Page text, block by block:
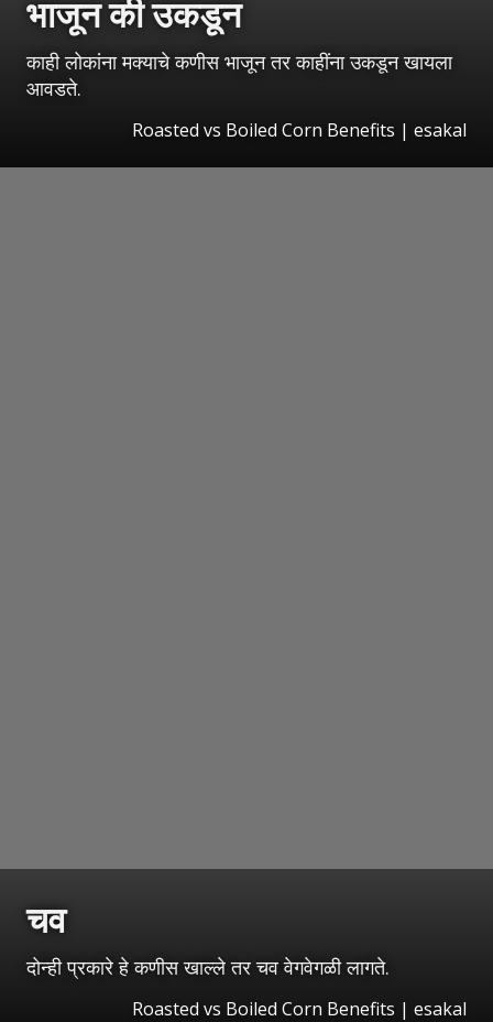
भाजून की उकडून
काही लोकांना मक्याचे कणीस भाजून तर काहींना उकडून खायला
आवडते.
Roasted vs Boiled Corn Benefits | esakal
चव
दोन्ही प्रकारे हे कणीस खाल्ले तर चव वेगवेगळी लागते.
Roasted vs Boiled Corn Benefits | esakal